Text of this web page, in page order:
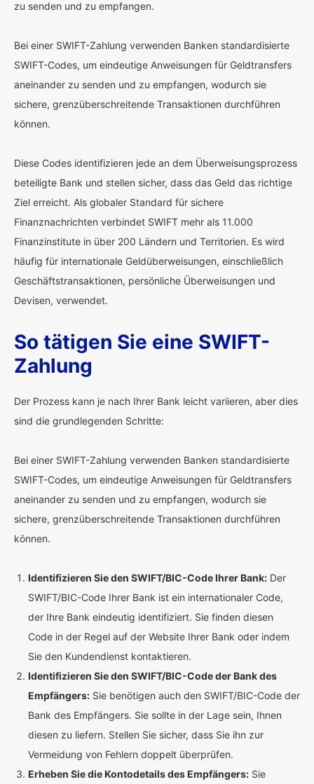
zu senden und zu empfangen.
Bei einer SWIFT-Zahlung verwenden Banken standardisierte
SWIFT-Codes, um eindeutige Anweisungen für Geldtransfers
aneinander zu senden und zu empfangen, wodurch sie
sichere, grenzüberschreitende Transaktionen durchführen
können.
Diese Codes identifizieren jede an dem Überweisungsprozess
beteiligte Bank und stellen sicher, dass das Geld das richtige
Ziel erreicht. Als globaler Standard für sichere
Finanznachrichten verbindet SWIFT mehr als 11.000
Finanzinstitute in über 200 Ländern und Territorien. Es wird
häufig für internationale Geldüberweisungen, einschließlich
Geschäftstransaktionen, persönliche Überweisungen und
Devisen, verwendet.
So tätigen Sie eine SWIFT-
Zahlung
Der Prozess kann je nach Ihrer Bank leicht variieren, aber dies
sind die grundlegenden Schritte:
Bei einer SWIFT-Zahlung verwenden Banken standardisierte
SWIFT-Codes, um eindeutige Anweisungen für Geldtransfers
aneinander zu senden und zu empfangen, wodurch sie
sichere, grenzüberschreitende Transaktionen durchführen
können.
Identifizieren Sie den SWIFT/BIC-Code Ihrer Bank: Der
SWIFT/BIC-Code Ihrer Bank ist ein internationaler Code,
der Ihre Bank eindeutig identifiziert. Sie finden diesen
Code in der Regel auf der Website Ihrer Bank oder indem
Sie den Kundendienst kontaktieren.
Identifizieren Sie den SWIFT/BIC-Code der Bank des
Empfängers: Sie benötigen auch den SWIFT/BIC-Code der
Bank des Empfängers. Sie sollte in der Lage sein, Ihnen
diesen zu liefern. Stellen Sie sicher, dass Sie ihn zur
Vermeidung von Fehlern doppelt überprüfen.
Erheben Sie die Kontodetails des Empfängers: Sie